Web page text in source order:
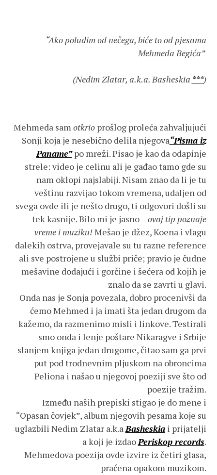
“Ako poludim od nečega, biće to od pjesama
Mehmeda Begića”
(Nedim Zlatar, a.k.a. Basheskia ***)
Mehmeda samotkrio prošlog proleća zahvaljujući
Sonji koja je nesebično delila njegova“Pisma iz
Paname”po mreži. Pisao je kao da odapinje
strele: video je celinu ali je gađao tamo gde su
nam oklopi najslabiji. Nisam znao da li je tu
veštinu razvijao tokom vremena, udaljen od
svega ovde ili je nešto drugo, ti odgovori došli su
tek kasnije. Bilo mi je jasno –ovaj tip poznaje
vreme i muziku!Mešao je džez, Koena i vlagu
dalekih ostrva, provejavale su tu razne reference
ali sve postrojene u službi priče; pravio je čudne
mešavine dodajući i gorčine i šećera od kojih je
znalo da se zavrti u glavi.
Onda nas je Sonja povezala, dobro procenivši da
ćemo Mehmed i ja imati šta jedan drugom da
kažemo, da razmenimo misli i linkove. Testirali
smo onda i lenje poštare Nikaragve i Srbije
slanjem knjiga jedan drugome, čitao sam ga prvi
put pod trodnevnim pljuskom na obroncima
Peliona i našao u njegovoj poeziji sve što od
poezije tražim.
Između naših prepiski stigao je do mene i
“Opasan čovjek”, album njegovih pesama koje su
uglazbili Nedim Zlatar a.k.aBasheskiai prijatelji
a koji je izdaoPeriskop records.
Mehmedova poezija ovde izvire iz četiri glasa,
praćena opakom muzikom.